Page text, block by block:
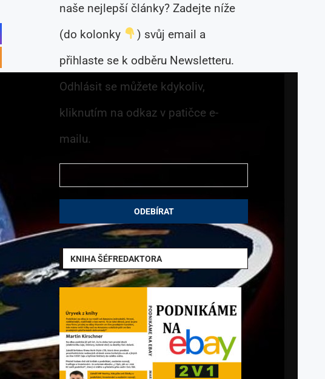
naše nejlepší články? Zadejte níže
(do kolonky
) svůj email a
přihlaste se k odběru Newsletteru.
Odhlásit se můžete kdykoliv,
kliknutím na odkaz v patičce e-
mailu.
KNIHA ŠÉFREDAKTORA